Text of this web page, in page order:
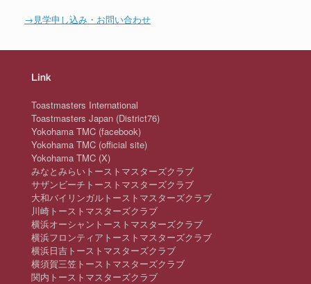
→見学申し込み・お問い合わせ
Link
Toastmasters International
Toastmasters Japan (District76)
Yokohama TMC (facebook)
Yokohama TMC (official site)
Yokohama TMC (X)
みなとみらいトーストマスターズクラブ
サザンビーチトーストマスターズクラブ
大和バイリンガルトーストマスターズクラブ
川崎トーストマスターズクラブ
横浜オーシャントーストマスターズクラブ
横浜フロンティアトーストマスターズクラブ
横浜日吉トーストマスターズクラブ
横須賀三笠トーストマスターズクラブ
関内トーストマスターズクラブ